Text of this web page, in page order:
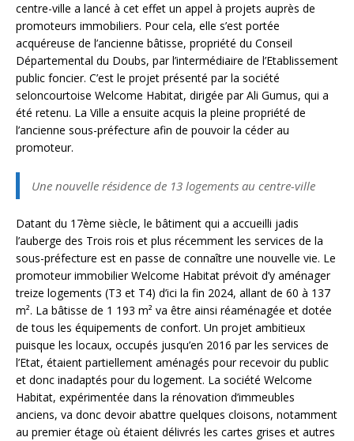
centre-ville a lancé à cet effet un appel à projets auprès de
promoteurs immobiliers. Pour cela, elle s’est portée
acquéreuse de l’ancienne bâtisse, propriété du Conseil
Départemental du Doubs, par l’intermédiaire de l’Etablissement
public foncier. C’est le projet présenté par la société
seloncourtoise Welcome Habitat, dirigée par Ali Gumus, qui a
été retenu. La Ville a ensuite acquis la pleine propriété de
l’ancienne sous-préfecture afin de pouvoir la céder au
promoteur.
Une nouvelle résidence de 13 logements au centre-ville
Datant du 17ème siècle, le bâtiment qui a accueilli jadis
l’auberge des Trois rois et plus récemment les services de la
sous-préfecture est en passe de connaître une nouvelle vie. Le
promoteur immobilier Welcome Habitat prévoit d’y aménager
treize logements (T3 et T4) d’ici la fin 2024, allant de 60 à 137
m². La bâtisse de 1 193 m² va être ainsi réaménagée et dotée
de tous les équipements de confort. Un projet ambitieux
puisque les locaux, occupés jusqu’en 2016 par les services de
l’Etat, étaient partiellement aménagés pour recevoir du public
et donc inadaptés pour du logement. La société Welcome
Habitat, expérimentée dans la rénovation d’immeubles
anciens, va donc devoir abattre quelques cloisons, notamment
au premier étage où étaient délivrés les cartes grises et autres